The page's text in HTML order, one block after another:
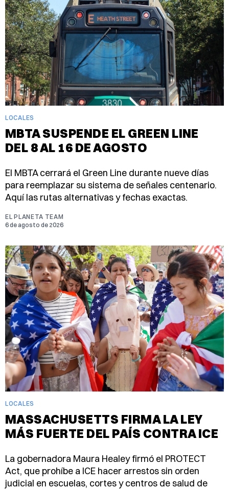
LOCALES
MBTA SUSPENDE EL GREEN LINE
DEL 8 AL 16 DE AGOSTO
El MBTA cerrará el Green Line durante nueve días
para reemplazar su sistema de señales centenario.
Aquí las rutas alternativas y fechas exactas.
EL PLANETA TEAM
6 de agosto de 2026
LOCALES
MASSACHUSETTS FIRMA LA LEY
MÁS FUERTE DEL PAÍS CONTRA ICE
La gobernadora Maura Healey firmó el PROTECT
Act, que prohíbe a ICE hacer arrestos sin orden
judicial en escuelas, cortes y centros de salud de